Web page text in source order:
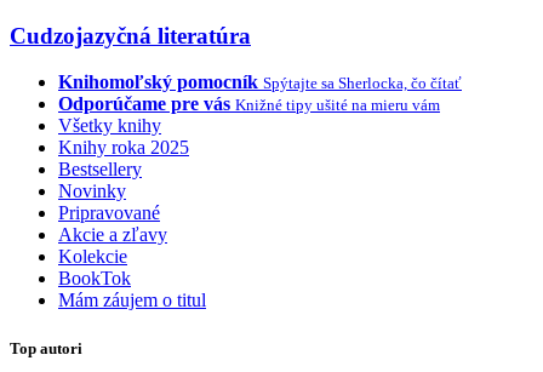
Cudzojazyčná literatúra
Knihomoľský pomocník Spýtajte sa Sherlocka, čo čítať
Odporúčame pre vás Knižné tipy ušité na mieru vám
Všetky knihy
Knihy roka 2025
Bestsellery
Novinky
Pripravované
Akcie a zľavy
Kolekcie
BookTok
Mám záujem o titul
Top autori